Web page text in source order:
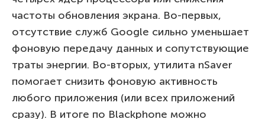
частоты обновления экрана. Во-первых,
отсутствие служб Google сильно уменьшает
фоновую передачу данных и сопутствующие
траты энергии. Во-вторых, утилита nSaver
помогает снизить фоновую активность
любого приложения (или всех приложений
сразу). В итоге по Blackphone можно